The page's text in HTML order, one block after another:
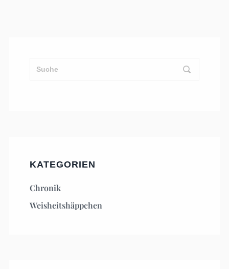
KATEGORIEN
Chronik
Weisheitshäppchen